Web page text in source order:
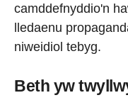
camddefnyddio'n
lledaenu
niweidiol tebyg.
Beth yw